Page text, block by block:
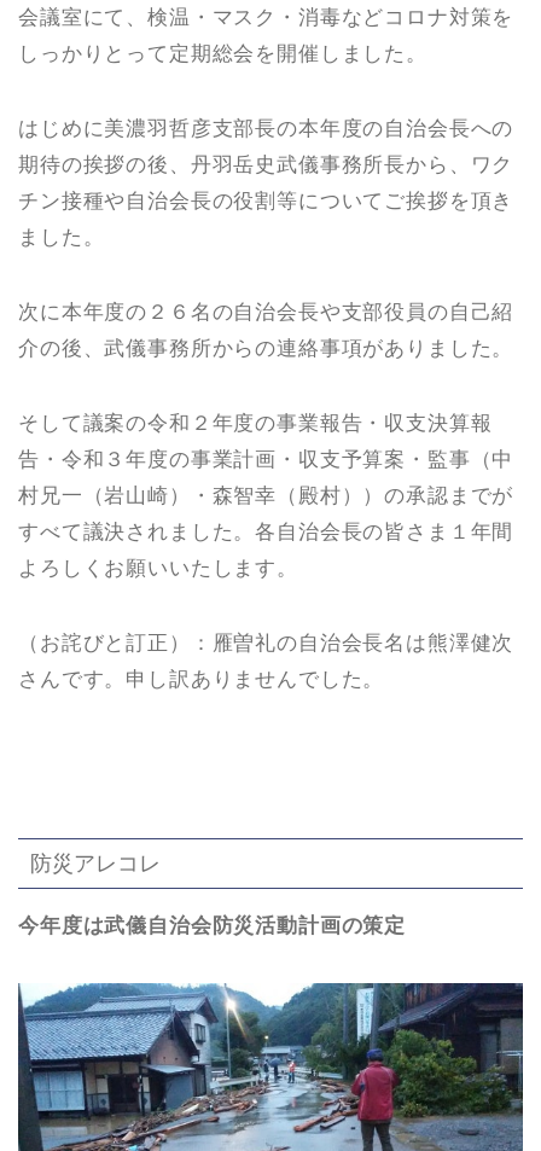
会議室にて、検温・マスク・消毒などコロナ対策を
しっかりとって定期総会を開催しました。
はじめに美濃羽哲彦支部長の本年度の自治会長への
期待の挨拶の後、丹羽岳史武儀事務所長から、ワク
チン接種や自治会長の役割等についてご挨拶を頂き
ました。
次に本年度の２６名の自治会長や支部役員の自己紹
介の後、武儀事務所からの連絡事項がありました。
そして議案の令和２年度の事業報告・収支決算報
告・令和３年度の事業計画・収支予算案・監事（中
村兄一（岩山崎）・森智幸（殿村））の承認までが
すべて議決されました。各自治会長の皆さま１年間
よろしくお願いいたします。
（お詫びと訂正）：雁曽礼の自治会長名は熊澤健次
さんです。申し訳ありませんでした。
防災アレコレ
今年度は武儀自治会防災活動計画の策定